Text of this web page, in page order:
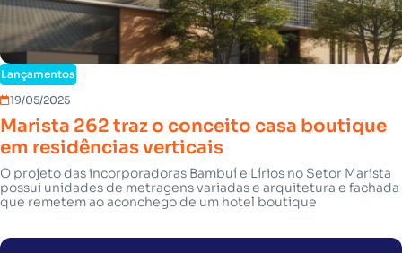
Lançamentos
19/05/2025
Marista 262 traz o conceito casa boutique
em residências verticais
O projeto das incorporadoras Bambuí e Lírios no Setor Marista
possui unidades de metragens variadas e arquitetura e fachada
que remetem ao aconchego de um hotel boutique